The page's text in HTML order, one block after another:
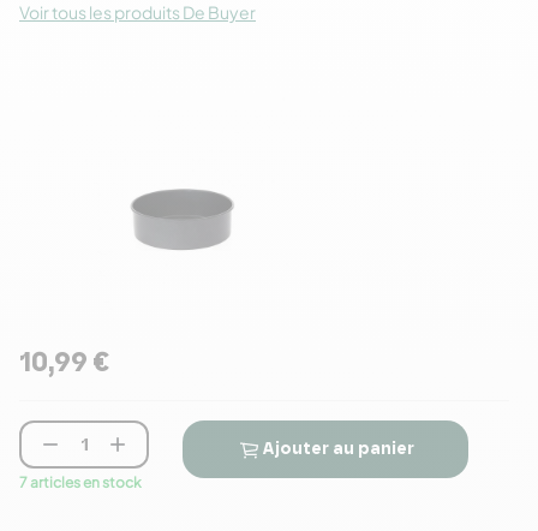
Voir tous les produits De Buyer
10,99 €
 
7 articles en stock
Ajouter au panier